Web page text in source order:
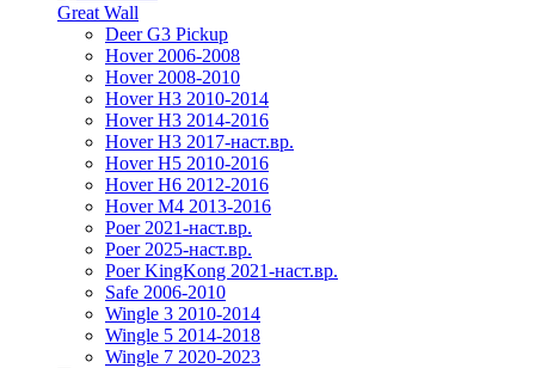
Great Wall
Deer G3 Pickup
Hover 2006-2008
Hover 2008-2010
Hover H3 2010-2014
Hover H3 2014-2016
Hover H3 2017-наст.вр.
Hover H5 2010-2016
Hover H6 2012-2016
Hover M4 2013-2016
Poer 2021-наст.вр.
Poer 2025-наст.вр.
Poer KingKong 2021-наст.вр.
Safe 2006-2010
Wingle 3 2010-2014
Wingle 5 2014-2018
Wingle 7 2020-2023